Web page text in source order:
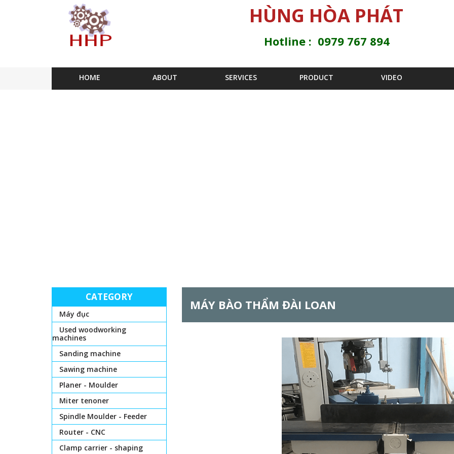
Jump to navigation
HÙNG HÒA PHÁT
Hotline : 0979 767 894
HOME ABOUT SERVICES PRODUCT VIDEO
MÁY BÀO THẨM ĐÀI LOAN
CATEGORY
Máy đục
Used woodworking
machines
Sanding machine
Sawing machine
Planer - Moulder
Miter tenoner
Spindle Moulder - Feeder
Router - CNC
Clamp carrier - shaping